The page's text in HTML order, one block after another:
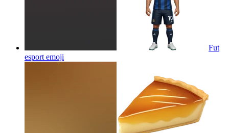
Fut
esport emoji